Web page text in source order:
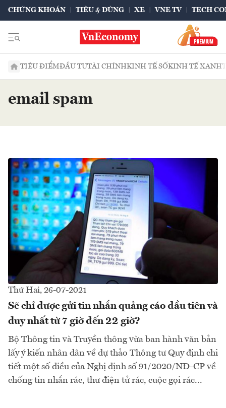
CHỨNG KHOÁN TIÊU & DÙNG XE VNE TV TECH
TIÊU ĐIỂMĐẦU TƯTÀI CHÍNHKINH TẾ SỐKINH TẾ XANH
email spam
Thứ Hai, 26-07-2021
Sẽ chỉ được gửi tin nhắn quảng cáo đầu tiên và
duy nhất từ 7 giờ đến 22 giờ?
Bộ Thông tin và Truyền thông vừa ban hành văn bản
lấy ý kiến nhân dân về dự thảo Thông tư Quy định chi
tiết một số điều của Nghị định số 91/2020/NĐ-CP về
chống tin nhắn rác, thư điện tử rác, cuộc gọi rác...